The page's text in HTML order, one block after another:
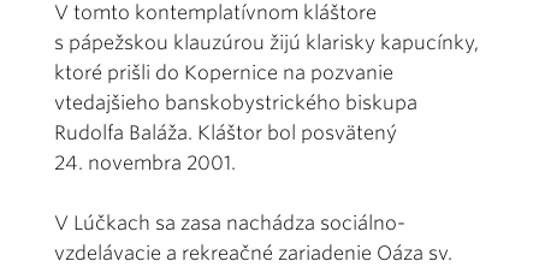
V tomto kontemplatívnom kláštore
s pápežskou klauzúrou žijú klarisky kapucínky,
ktoré prišli do Kopernice na pozvanie
vtedajšieho banskobystrického biskupa
Rudolfa Baláža. Kláštor bol posvätený
24. novembra 2001.
V Lúčkach sa zasa nachádza sociálno-
vzdelávacie a rekreačné zariadenie Oáza sv.